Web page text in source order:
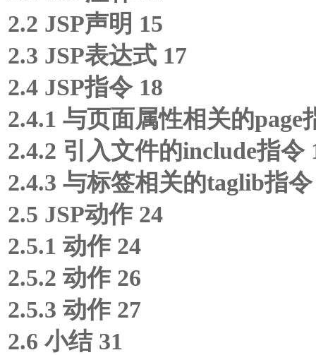
2.2 JSP声明 15
2.3 JSP表达式 17
2.4 JSP指令 18
2.4.1 与页面属性相关的page
2.4.2 引入文件的include指令
2.4.3 与标签相关的taglib指令
2.5 JSP动作 24
2.5.1 动作 24
2.5.2 动作 26
2.5.3 动作 27
2.6 小结 31